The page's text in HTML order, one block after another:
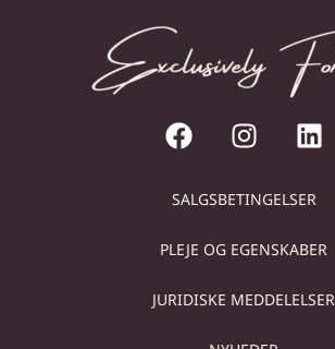
SALGSBETINGELSER
PLEJE OG EGENSKABER
JURIDISKE MEDDELELSER